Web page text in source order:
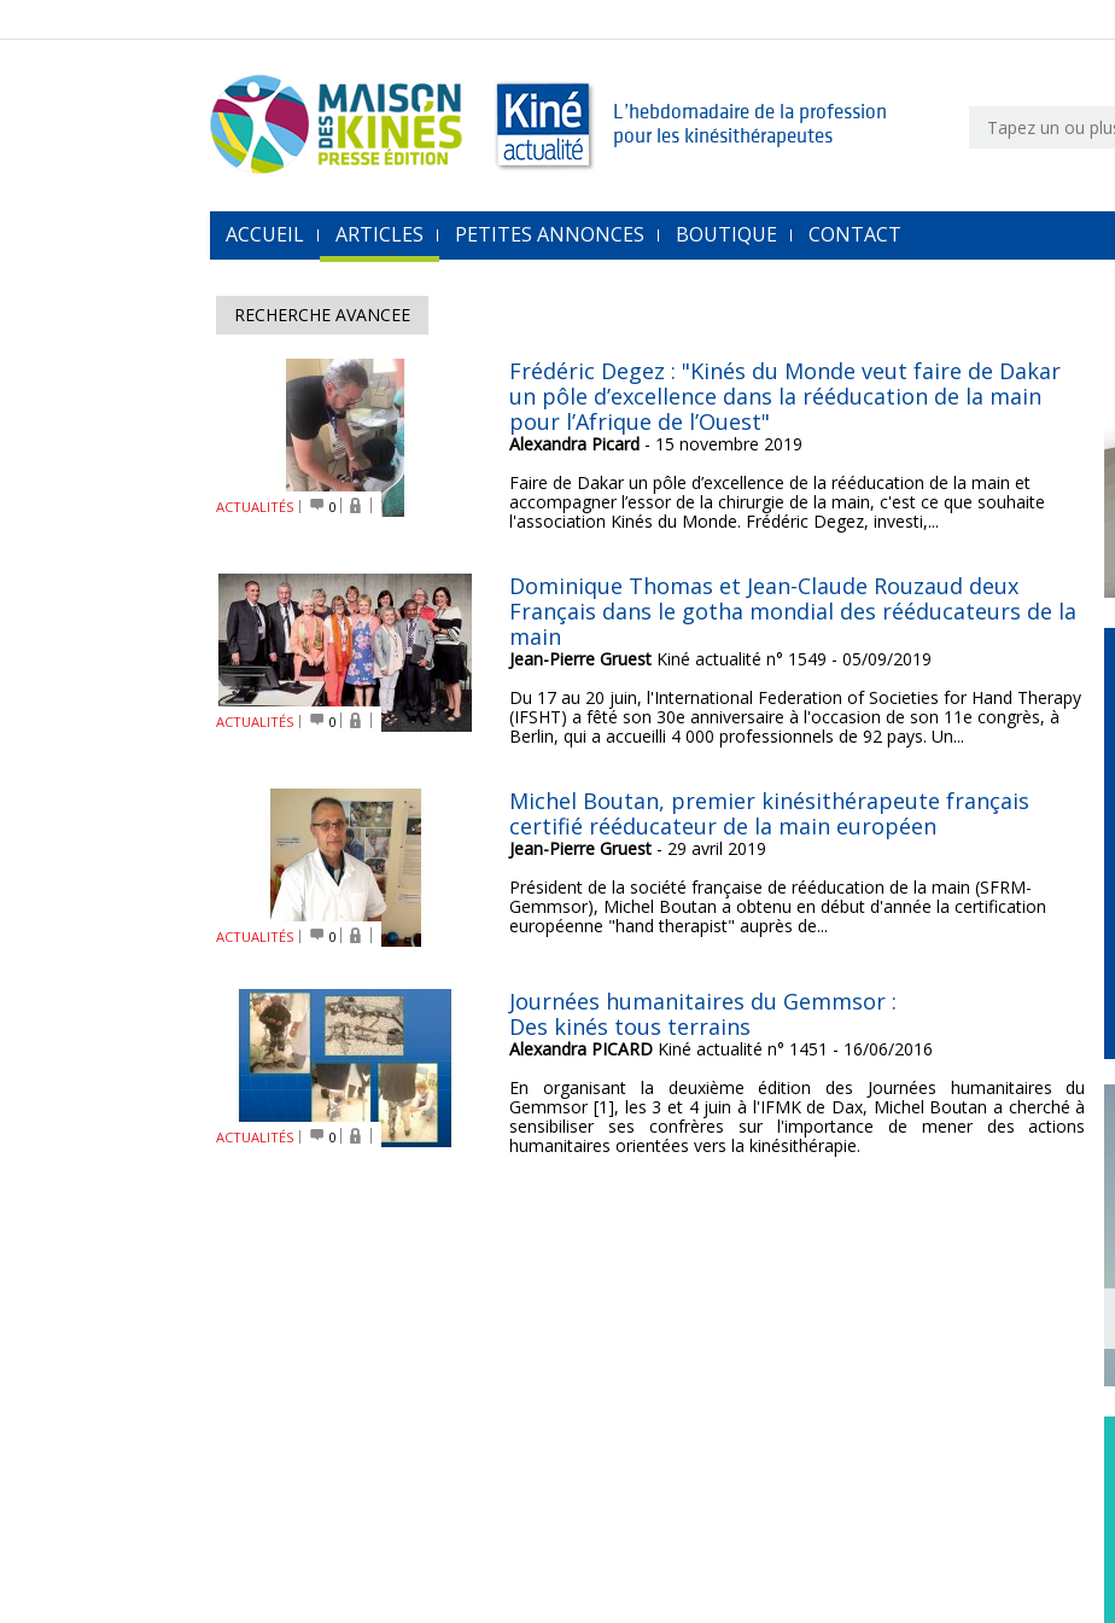
L’hebdomadaire de la profession
pour les kinésithérapeutes
ACCUEIL ARTICLES PETITES ANNONCES BOUTIQUE CONTACT
RECHERCHE AVANCEE
ACTUALITÉS 0
Frédéric Degez : "Kinés du Monde veut faire de Dakar
un pôle d’excellence dans la rééducation de la main
pour l’Afrique de l’Ouest"
Alexandra Picard - 15 novembre 2019
Faire de Dakar un pôle d’excellence de la rééducation de la main et
accompagner l’essor de la chirurgie de la main, c'est ce que souhaite
l'association Kinés du Monde. Frédéric Degez, investi,...
ACTUALITÉS 0
Dominique Thomas et Jean-Claude Rouzaud deux
Français dans le gotha mondial des rééducateurs de la
main
Jean-Pierre Gruest Kiné actualité n° 1549 - 05/09/2019
Du 17 au 20 juin, l'International Federation of Societies for Hand Therapy
(IFSHT) a fêté son 30e anniversaire à l'occasion de son 11e congrès, à
Berlin, qui a accueilli 4 000 professionnels de 92 pays. Un...
ACTUALITÉS 0
Michel Boutan, premier kinésithérapeute français
certifié rééducateur de la main européen
Jean-Pierre Gruest - 29 avril 2019
Président de la société française de rééducation de la main (SFRM-
Gemmsor), Michel Boutan a obtenu en début d'année la certification
européenne "hand therapist" auprès de...
ACTUALITÉS 0
Journées humanitaires du Gemmsor :
Des kinés tous terrains
Alexandra PICARD Kiné actualité n° 1451 - 16/06/2016
En organisant la deuxième édition des Journées humanitaires du
Gemmsor [1], les 3 et 4 juin à l'IFMK de Dax, Michel Boutan a cherché à
sensibiliser ses confrères sur l'importance de mener des actions
humanitaires orientées vers la kinésithérapie.